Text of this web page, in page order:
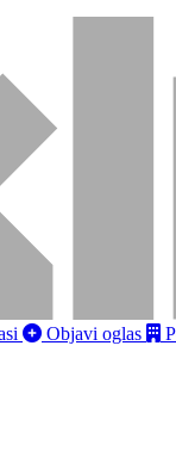
Objavi oglas